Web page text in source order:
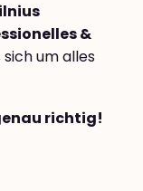
&
sich um alles
richtig!